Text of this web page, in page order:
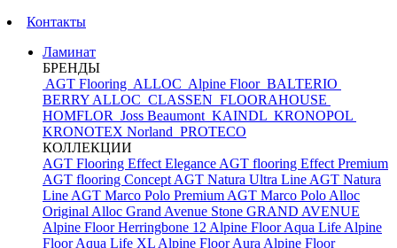
Контакты
Ламинат
БРЕНДЫ
AGT Flooring ALLOC Alpine Floor BALTERIO
BERRY ALLOC CLASSEN FLOORAHOUSE
HOMFLOR Joss Beaumont KAINDL KRONOPOL
KRONOTEX Norland PROTECO
КОЛЛЕКЦИИ
AGT Flooring Effect Elegance AGT flooring Effect Premium
AGT flooring Concept AGT Natura Ultra Line AGT Natura
Line AGT Marco Polo Premium AGT Marco Polo Alloc
Original Alloc Grand Avenue Stone GRAND AVENUE
Alpine Floor Herringbone 12 Alpine Floor Aqua Life Alpine
Floor Aqua Life XL Alpine Floor Aura Alpine Floor